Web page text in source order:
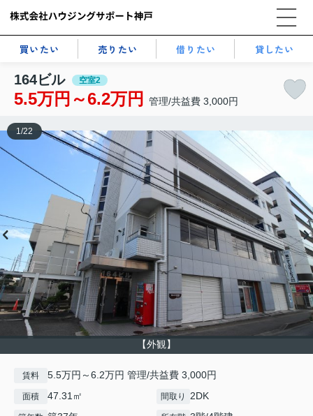
買いたい 売りたい 借りたい 貸したい
164ビル 空室2
5.5万円～6.2万円 管理/共益費 3,000円
【外観】
1/22
賃料 5.5万円～6.2万円 管理/共益費 3,000円
面積 47.31㎡ 間取り 2DK